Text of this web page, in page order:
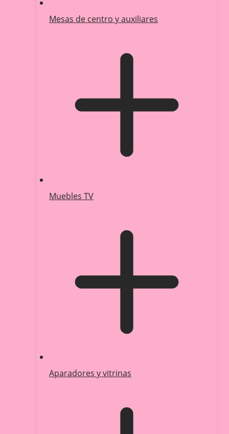
Mesas de centro y auxiliares
Muebles TV
Aparadores y vitrinas